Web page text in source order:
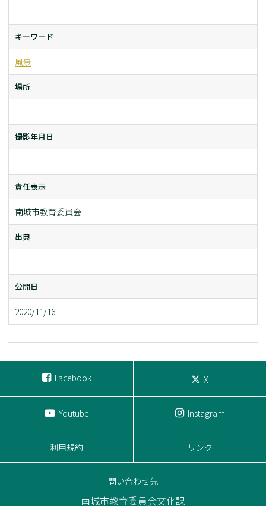
ー
キーワード
風景
場所
ー
撮影年月日
ー
責任表示
南城市教育委員会
出典
ー
公開日
2020/11/16
Facebook X
Youtube Instagram
利用規約 リンク
問い合わせ先
南城市教育委員会文化課